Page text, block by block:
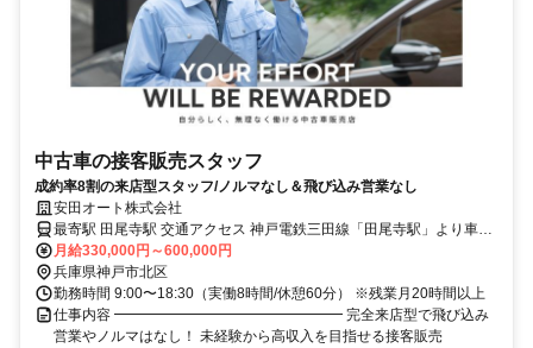
中古車の接客販売スタッフ
成約率8割の来店型スタッフ/ノルマなし＆飛び込み営業なし
安田オート株式会社
最寄駅 田尾寺駅 交通アクセス 神戸電鉄三田線「田尾寺駅」より車で
6分 ★車通勤・バイク通勤OKです！
月給330,000円～600,000円
兵庫県神戸市北区
勤務時間 9:00〜18:30（実働8時間/休憩60分） ※残業月20時間以上
仕事内容 ━━━━━━━━━━━━━━━━ 完全来店型で飛び込み
営業やノルマはなし！ 未経験から高収入を目指せる接客販売